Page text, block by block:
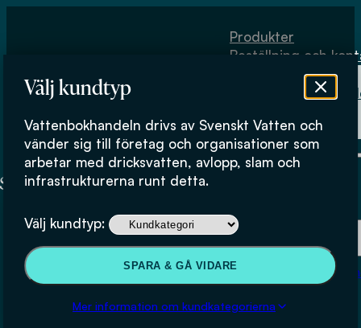
Välj kundtyp
Vattenbokhandeln drivs av Svenskt Vatten och
vänder sig till företag och organisationer som
arbetar med dricksvatten, avlopp, slam och
infrastrukturerna runt detta.
Välj kundtyp:
SPARA & GÅ VIDARE
Mer information om kundkategorierna
Produkter
Beställning och
Fysiskt lager
Beställning och kontakt
Om
Köpvillkor
Kristin Barkman
Sök & filtrera
Sök med fritext